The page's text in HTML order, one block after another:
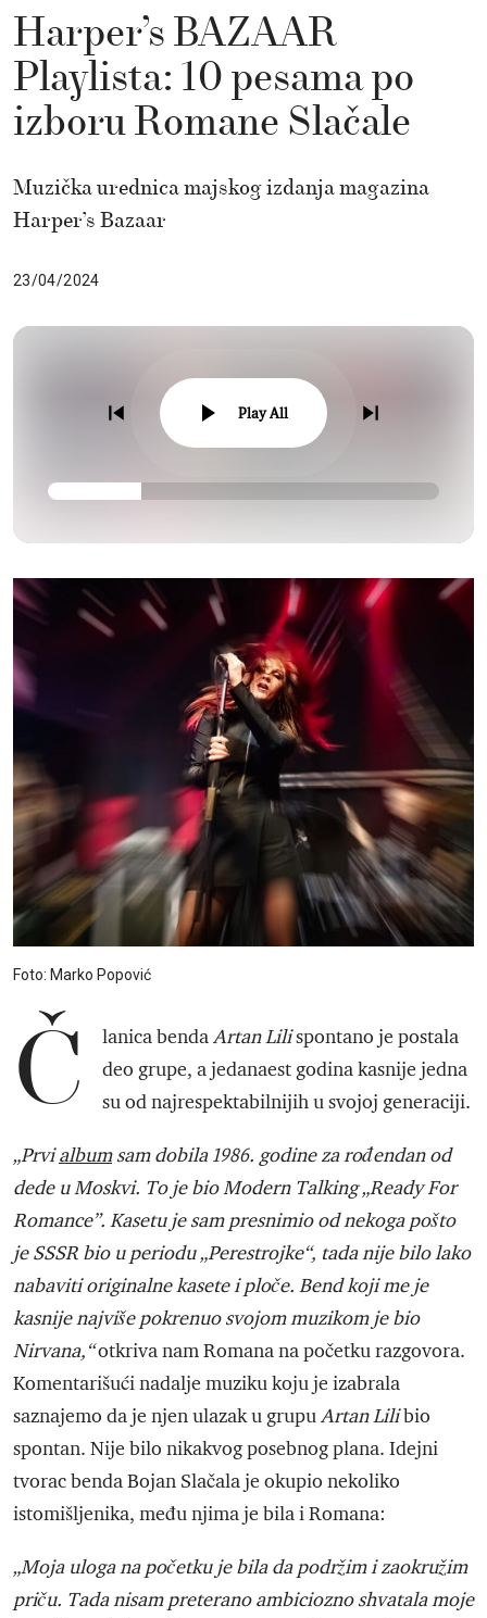
Harper’s BAZAAR
Playlista: 10 pesama po
izboru Romane Slačale
Muzička urednica majskog izdanja magazina
Harper’s Bazaar
23/04/2024
Play All
Foto: Marko Popović
Č lanica bendaArtan Lilispontano je postala
deo grupe, a jedanaest godina kasnije jedna
su od najrespektabilnijih u svojoj generaciji.
„Prvialbumsam dobila 1986. godine za rođendan od
dede u Moskvi. To je bio Modern Talking „Ready For
Romance”. Kasetu je sam presnimio od nekoga pošto
je SSSR bio u periodu „Perestrojke“, tada nije bilo lako
nabaviti originalne kasete i ploče. Bend koji me je
kasnije najviše pokrenuo svojom muzikom je bio
Nirvana,“otkriva nam Romana na početku razgovora.
Komentarišući nadalje muziku koju je izabrala
saznajemo da je njen ulazak u grupuArtan Lilibio
spontan. Nije bilo nikakvog posebnog plana. Idejni
tvorac benda Bojan Slačala je okupio nekoliko
istomišljenika, među njima je bila i Romana:
„Moja uloga na početku je bila da podržim i zaokružim
priču. Tada nisam preterano ambiciozno shvatala moje